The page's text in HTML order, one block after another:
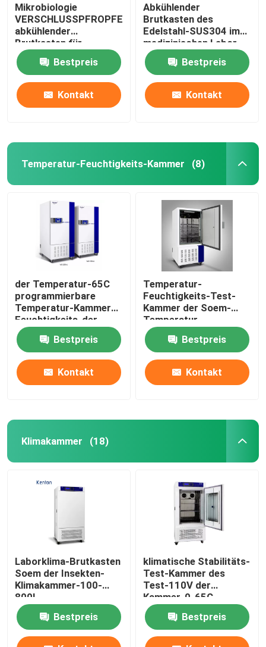
Mikrobiologie
VERSCHLUSSPFROPFEN
abkühlender
Brutkasten für
Bakterienkultur 110V
220V
Bestpreis
Kontakt
Abkühlender
Brutkasten des
Edelstahl-SUS304 im
medizinischen Labor
400L
Bestpreis
Kontakt
Temperatur-Feuchtigkeits-Kammer (8)
der Temperatur-65C
programmierbare
Temperatur-Kammer
Feuchtigkeits-der
Kammer-SUS304
Bestpreis
Kontakt
Temperatur-
Feuchtigkeits-Test-
Kammer der Soem-
Temperatur-
Feuchtigkeits-
Kammer-220V
Bestpreis
Kontakt
Klimakammer (18)
Laborklima-Brutkasten
Soem der Insekten-
Klimakammer-100-
800L
Bestpreis
klimatische Stabilitäts-
Test-Kammer des
Test-110V der
Kammer-0-65C
umweltsmäßig
Bestpreis